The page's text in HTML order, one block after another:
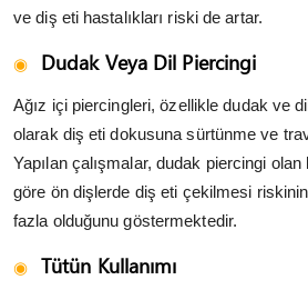
ve diş eti hastalıkları riski de artar.
Dudak Veya Dil Piercingi
Ağız içi piercingleri, özellikle dudak ve
olarak diş eti dokusuna sürtünme ve
Yapılan çalışmalar, dudak piercingi
göre ön dişlerde diş eti çekilmesi
fazla olduğunu göstermektedir.
Tütün Kullanımı